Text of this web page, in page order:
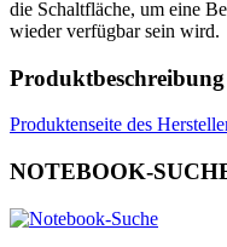
die Schaltfläche, um eine
wieder verfügbar sein wird.
Produktbeschreibung
Produktenseite des
NOTEBOOK-